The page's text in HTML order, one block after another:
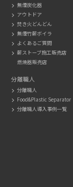
無煙炭化器
アウトドア
焚き火どんどん
無煙竹薪ボイラ
よくあるご質問
薪ストーブ施工販売店
燃焼器販売店
分離職人
分離職人
Food&Plastic Separator
分離職人導入事例一覧